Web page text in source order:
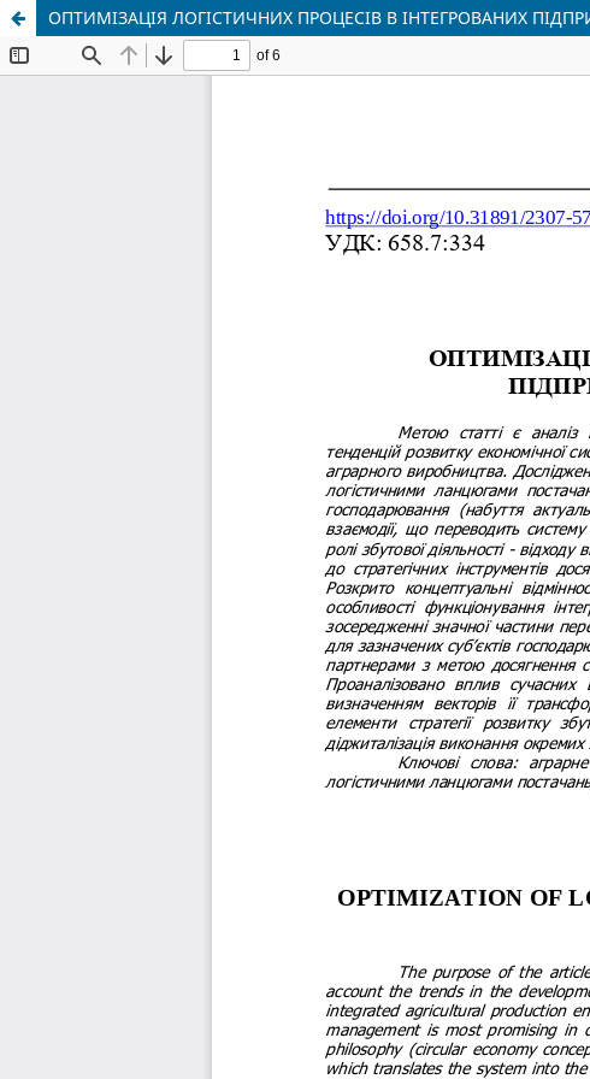
ОПТИМІЗАЦІЯ ЛОГІСТИЧНИХ ПРОЦЕСІВ В ІНТЕГРОВАНИХ